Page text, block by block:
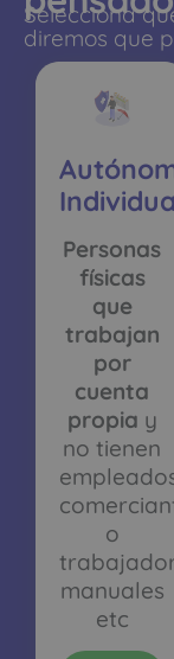
Selecciona
diremos que
Personas
físicas
que
trabajan
por
cuenta
propia y
no tienen
o
manuales
etc